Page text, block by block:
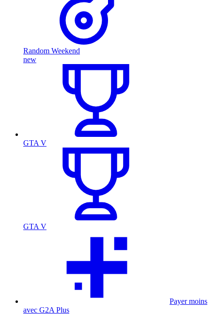
Random Weekend
new
GTA V
GTA V
Payer moins
avec G2A Plus